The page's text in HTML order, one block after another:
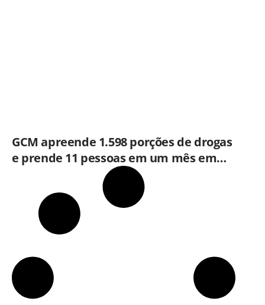
GCM apreende 1.598 porções de drogas
e prende 11 pessoas em um mês em